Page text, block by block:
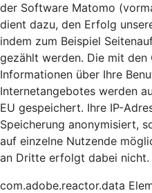
der Software Matomo
dient dazu, den Erfolg
indem zum Beispiel
gezählt werden. Die mit den
Informationen über Ihre
Internetangebotes werden
EU gespeichert. Ihre IP-
Speicherung anonymisiert,
auf einzelne Nutzende
an Dritte erfolgt dabei nicht.
com.adobe.reactor.data